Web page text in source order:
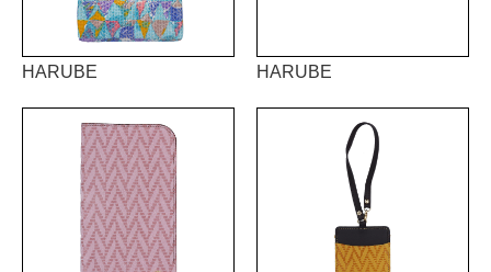
HARUBE HARUBE